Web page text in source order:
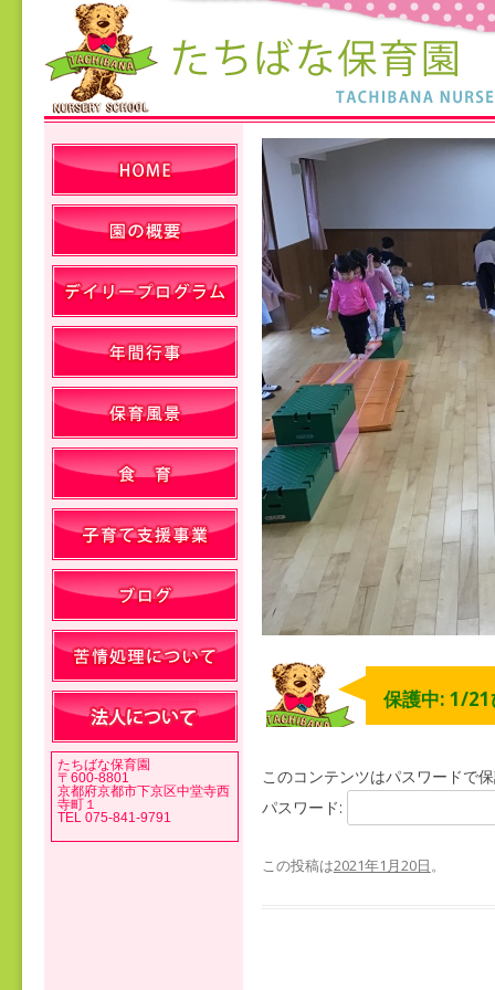
保護中: 1/21
このコンテンツはパスワードで
パスワード:
この投稿は2021年1月20日。
たちばな保育園
〒600-8801
京都府京都市下京区中堂寺西
寺町１
TEL 075-841-9791